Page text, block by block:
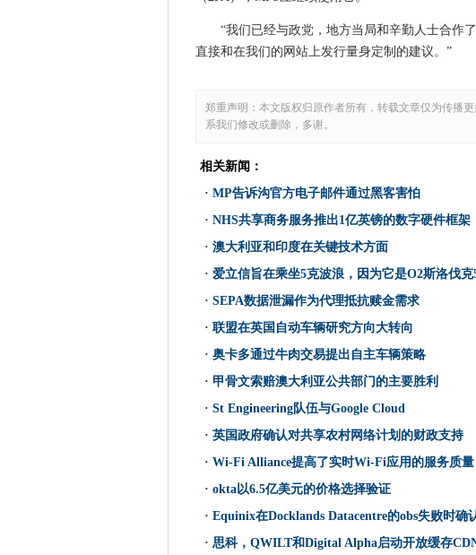
okta以6.5亿美元的价格选择验证
Tokopedia如何简化事件管理
为什么预测威胁情报是关键
MP告诉沟官方电子邮件通过黑客害怕
HPE呼吁大修瑞典大学的超级计算设置
NCSC在Microsoft Exchange修补程序上发出紧
IBM眼中的混合云机会
腾讯云打开印度尼西亚数据中心
澳大利亚和印度在关键技术方面
RDP，SSH通过遥控工作揭露图表
酿酒师摩尔森凉鞋瞄准网络攻击
在2021年的第一个补丁中的关键零点特征
东盟企业面临数字转型的障碍
“我们已经与政党，地方当局和辛勤人士合作
直接和在我们的网站上发行量身定制的建议。”
郑重声明：本文版权归原作者所有，转载文章仅为传播
系我们修改或删除，多谢。
相关新闻：
· MP告诉沟官方电子邮件通过黑客害怕
· NHS共享商务服务推出1亿英镑的数字硬件框架
· 澳大利亚和印度在关键技术方面
· 爱立信旨在乘坐5克波浪，因为它是O2斯洛伐克
· SEPA数据泄漏作为代理抵抗赎金需求
· 联盟在英国自动车辆研究方向大转向
· 奥卡多通过牛肉交易提出自主车辆策略
· 甲骨文索赔澳大利亚公共部门的主要胜利
· St Engineering队伍与Google Cloud
· 英国政府确认对共享农村网络计划的财政支持
· Wi-Fi Alliance提高了实时Wi-Fi应用的服务质量
· okta以6.5亿美元的价格选择验证
· Equinix在Docklands Datacentre的obs失败时确
· 思科，QWILT和Digital Alpha启动开放缓存